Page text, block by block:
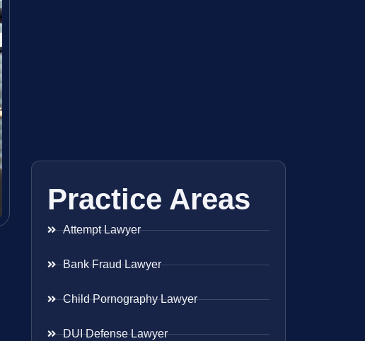
Practice Areas
Attempt Lawyer
Bank Fraud Lawyer
Child Pornography Lawyer
DUI Defense Lawyer